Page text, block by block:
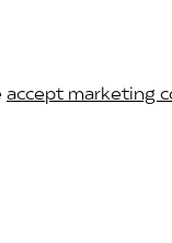
accept marketing